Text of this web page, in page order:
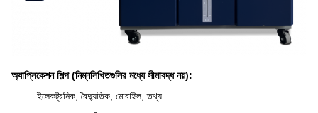
অ্যাপ্লিকেশন শিল্প (নিম্নলিখিতগুলির মধ্যে সীমাবদ্ধ নয়):
ইলেকট্রনিক, বৈদ্যুতিক, মোবাইল, তথ্য